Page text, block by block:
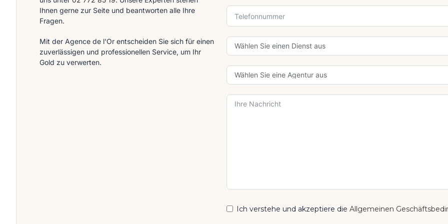
Ihnen gerne zur Seite und beantworten alle Ihre
Fragen.
Mit der Agence de l'Or entscheiden Sie sich für einen
zuverlässigen und professionellen Service, um Ihr
Gold zu verwerten.
Ich verstehe und akzeptiere die Allgemeinen